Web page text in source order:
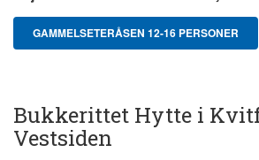
GAMMELSETERÅSEN 12-16 PERSONER
Bukkerittet Hytte i
Vestsiden